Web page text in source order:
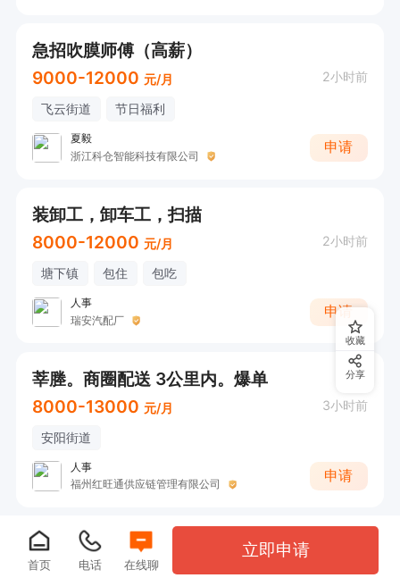
急招吹膜师傅（高薪）
9000-12000 元/月 2小时前
飞云街道 节日福利
夏毅
浙江科仓智能科技有限公司
申请
装卸工，卸车工，扫描
8000-12000 元/月 2小时前
塘下镇 包住 包吃
人事
瑞安汽配厂
申请
莘塍。商圈配送 3公里内。爆单
8000-13000 元/月 3小时前
安阳街道
人事
福州红旺通供应链管理有限公司
申请
收藏
分享
首页 电话 在线聊
立即申请